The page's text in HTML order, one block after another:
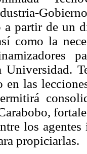
a partir de un
como la
Universidad.
en las
los
propiciarlas.